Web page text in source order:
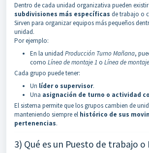
Dentro de cada unidad organizativa pueden existir
subdivisiones más específicas de trabajo o
Sirven para organizar equipos más pequeños
unidad.
Por ejemplo:
En la unidad Producción Turno Mañana,
como Línea de montaje 1 o Línea de
Cada grupo puede tener:
Un líder o supervisor.
Una asignación de turno o actividad
El sistema permite que los grupos cambien de
manteniendo siempre el histórico de sus
pertenencias.
3) Qué es un Puesto de trabajo o